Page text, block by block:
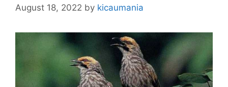
August 18, 2022 by kicaumania